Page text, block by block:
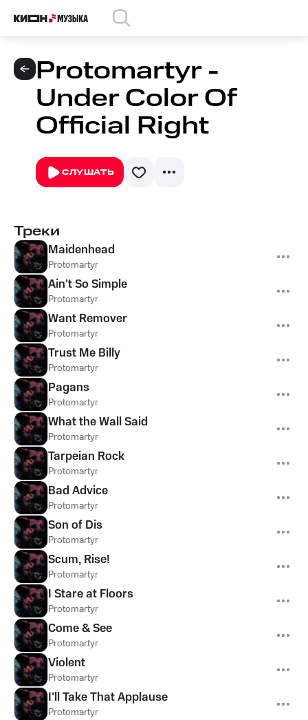
Protomartyr -
Under Color Of
Official Right
СЛУШАТЬ
Треки
Maidenhead
Protomartyr
Ain't So Simple
Protomartyr
Want Remover
Protomartyr
Trust Me Billy
Protomartyr
Pagans
Protomartyr
What the Wall Said
Protomartyr
Tarpeian Rock
Protomartyr
Bad Advice
Protomartyr
Son of Dis
Protomartyr
Scum, Rise!
Protomartyr
I Stare at Floors
Protomartyr
Come & See
Protomartyr
Violent
Protomartyr
I'll Take That Applause
Protomartyr